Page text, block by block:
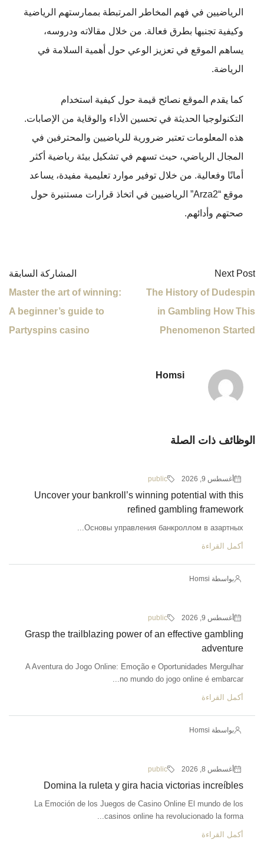
الرياضيين في فهم المخاطر المرتبطة بممارستهم الرياضية
وكيفية تجنبها بطرق فعالة. من خلال مقالاته ودروسه،
يساهم الموقع في تعزيز الوعي حول أهمية السلامة في
الرياضة.
كما يقدم الموقع نصائح قيمة حول كيفية استخدام
التكنولوجيا الحديثة في تحسين الأداء والوقاية من الإصابات.
هذه المعلومات تعتبر ضرورية للرياضيين والمحترفين في
المجال الرياضي، حيث تسهم في تشكيل بيئة رياضية أكثر
أمانًا وفعالية. من خلال توفير موارد تعليمية مفيدة، يساعد
موقع “Arza2” الرياضيين في اتخاذ قرارات مستنيرة حول
صحتهم وأدائهم.
المشاركة السابقة
Master the art of winning:
A beginner’s guide to
Partyspins casino
Next Post
The History of Dudespin
in Gambling How This
Phenomenon Started
Homsi
الوظائف ذات الصلة
أغسطس 9, 2026 public
Uncover your bankroll’s winning potential with this
refined gambling framework
Основы управления банкроллом в азартных...
أكمل القراءة
بواسطة Homsi
أغسطس 9, 2026 public
Grasp the trailblazing power of an effective gambling
adventure
A Aventura do Jogo Online: Emoção e Oportunidades Mergulhar
no mundo do jogo online é embarcar...
أكمل القراءة
بواسطة Homsi
أغسطس 8, 2026 public
Domina la ruleta y gira hacia victorias increíbles
La Emoción de los Juegos de Casino Online El mundo de los
casinos online ha revolucionado la forma...
أكمل القراءة